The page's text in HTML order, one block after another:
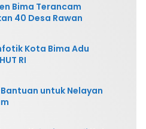
Bima Terancam
40 Desa Rawan
Kota Bima Adu
RI
untuk Nelayan